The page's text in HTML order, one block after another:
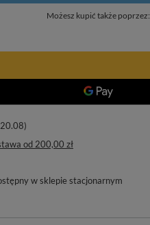
Możesz kupić także poprzez:
od 200,00 zł
w sklepie stacjonarnym